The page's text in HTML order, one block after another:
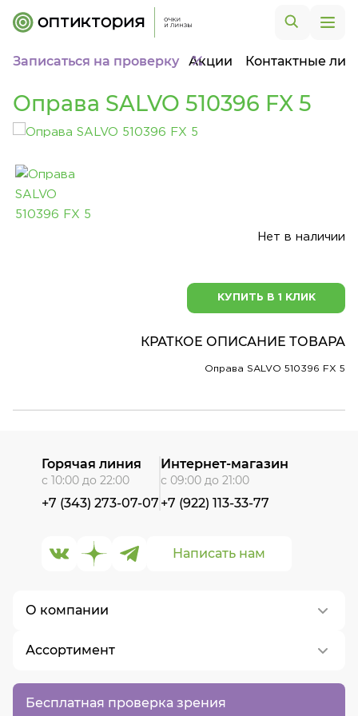
Записаться на проверку Акции Контактные
Оправа SALVO 510396 FX 5
Нет в наличии
КУПИТЬ В 1 КЛИК
КРАТКОЕ ОПИСАНИЕ ТОВАРА
Оправа SALVO 510396 FX 5
Бесплатная проверка зрения
О компании
О нас
Контакты
Вакансии
Ассортимент
Написать нам
Горячая линия
с 10:00 до 22:00
+7 (343) 273-07-07
Интернет-магазин
с 09:00 до 21:00
+7 (922) 113-33-77